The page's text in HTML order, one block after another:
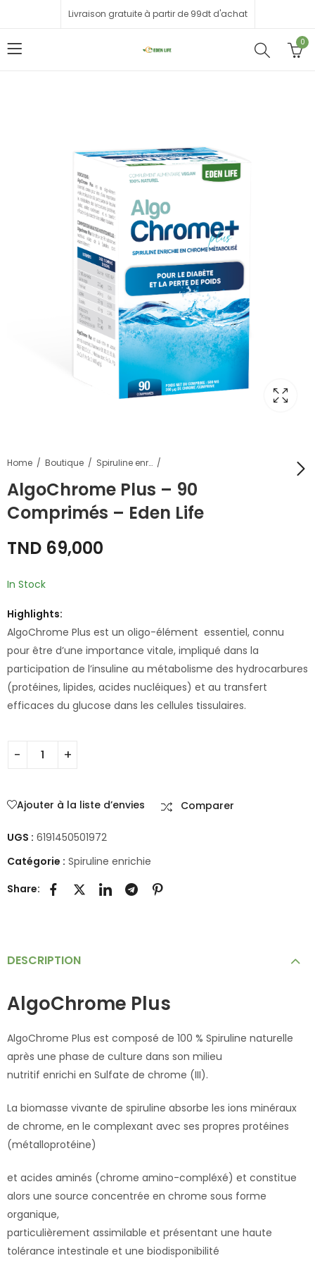
Livraison gratuite à partir de 99dt d'achat
0
Home Boutique Spiruline enrichie
AlgoChrome Plus – 90
Comprimés – Eden Life
TND 69,000
In Stock
Highlights:
AlgoChrome Plus est un oligo-élément essentiel, connu
pour être d’une importance vitale, impliqué dans la
participation de l’insuline au métabolisme des hydrocarbures
(protéines, lipides, acides nucléiques) et au transfert
efficaces du glucose dans les cellules tissulaires.
Ajouter à la liste d’envies Comparer
UGS : 6191450501972
Catégorie : Spiruline enrichie
Share:
DESCRIPTION
AlgoChrome Plus
AlgoChrome Plus est composé de 100 % Spiruline naturelle
après une phase de culture dans son milieu
nutritif enrichi en Sulfate de chrome (III).
La biomasse vivante de spiruline absorbe les ions minéraux
de chrome, en le complexant avec ses propres protéines
(métalloprotéine)
et acides aminés (chrome amino-compléxé) et constitue
alors une source concentrée en chrome sous forme
organique,
particulièrement assimilable et présentant une haute
tolérance intestinale et une biodisponibilité